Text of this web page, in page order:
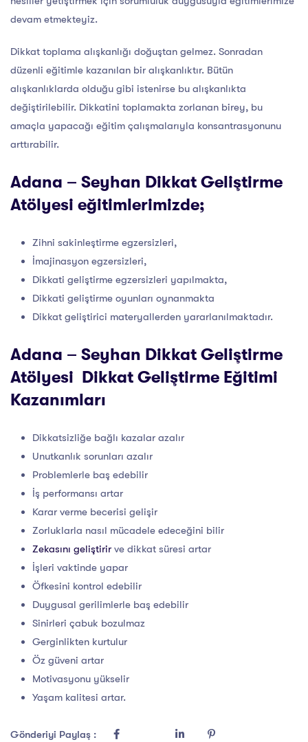
devam etmekteyiz.
Dikkat toplama alışkanlığı doğuştan gelmez. Sonradan
düzenli eğitimle kazanılan bir alışkanlıktır. Bütün
alışkanlıklarda olduğu gibi istenirse bu alışkanlıkta
değiştirilebilir. Dikkatini toplamakta zorlanan birey, bu
amaçla yapacağı eğitim çalışmalarıyla konsantrasyonunu
arttırabilir.
Adana – Seyhan Dikkat Geliştirme
Atölyesi eğitimlerimizde;
Zihni sakinleştirme egzersizleri,
İmajinasyon egzersizleri,
Dikkati geliştirme egzersizleri yapılmakta,
Dikkati geliştirme oyunları oynanmakta
Dikkat geliştirici materyallerden yararlanılmaktadır.
Adana – Seyhan Dikkat Geliştirme
Atölyesi Dikkat Geliştirme Eğitimi
Kazanımları
Dikkatsizliğe bağlı kazalar azalır
Unutkanlık sorunları azalır
Problemlerle baş edebilir
İş performansı artar
Karar verme becerisi gelişir
Zorluklarla nasıl mücadele edeceğini bilir
Zekasını geliştirir ve dikkat süresi artar
İşleri vaktinde yapar
Öfkesini kontrol edebilir
Duygusal gerilimlerle baş edebilir
Sinirleri çabuk bozulmaz
Gerginlikten kurtulur
Öz güveni artar
Motivasyonu yükselir
Yaşam kalitesi artar.
Gönderiyi Paylaş :